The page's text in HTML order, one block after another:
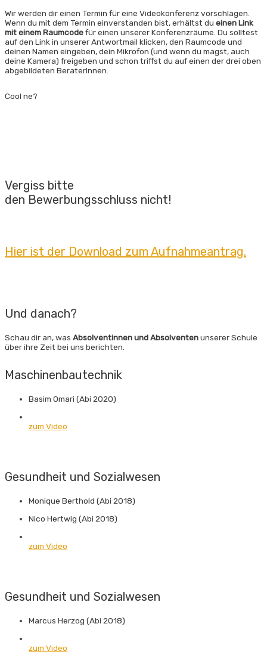
Wir werden dir einen Termin für eine Videokonferenz vorschlagen.
Wenn du mit dem Termin einverstanden bist, erhältst du einen Link
mit einem Raumcodefür einen unserer Konferenzräume. Du solltest
auf den Link in unserer Antwortmail klicken, den Raumcode und
deinen Namen eingeben, dein Mikrofon (und wenn du magst, auch
deine Kamera) freigeben und schon triffst du auf einen der drei oben
abgebildeten BeraterInnen.
Cool ne?
Vergiss bitte
den Bewerbungs­schluss nicht!
Hier ist der Download zum Aufnahmeantrag.
Und danach?
Schau dir an, was Absolventinnen und Absolventenunserer Schule
über ihre Zeit bei uns berichten.
Maschinen­bautechnik
Basim Omari (Abi 2020)
zum Video
Gesundheit und Sozial­wesen
Monique Berthold (Abi 2018)
Nico Hertwig (Abi 2018)
zum Video
Gesundheit und Sozial­wesen
Marcus Herzog (Abi 2018)
zum Video